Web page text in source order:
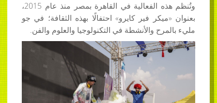
وتُنظم هذه الفعالية في القاهرة بمصر منذ عام 2015،
بعنوان «ميكر فير كايرو» احتفالًا بهذه الثقافة؛ في جو
مليء بالمرح والأنشطة في التكنولوجيا والعلوم والفن.